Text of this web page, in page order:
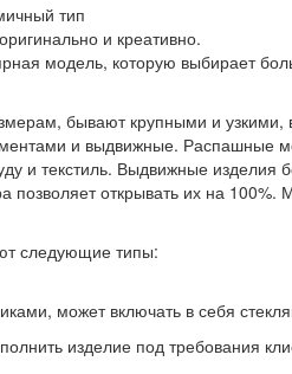
тип
и креативно.
модель, которую выбирает
бывают крупными и узкими,
и выдвижные. Распашные
и текстиль. Выдвижные
позволяет открывать их на
следующие типы:
может включать в себя
изделие под требования